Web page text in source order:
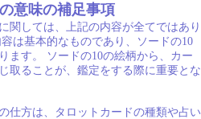
意味の補足事項
関しては、上記の内容が全てではあり
は基本的なものであり、ソードの10
ます。 ソードの10の絵柄から、カー
取ることが、鑑定をする際に重要とな
仕方は、タロットカードの種類や占い